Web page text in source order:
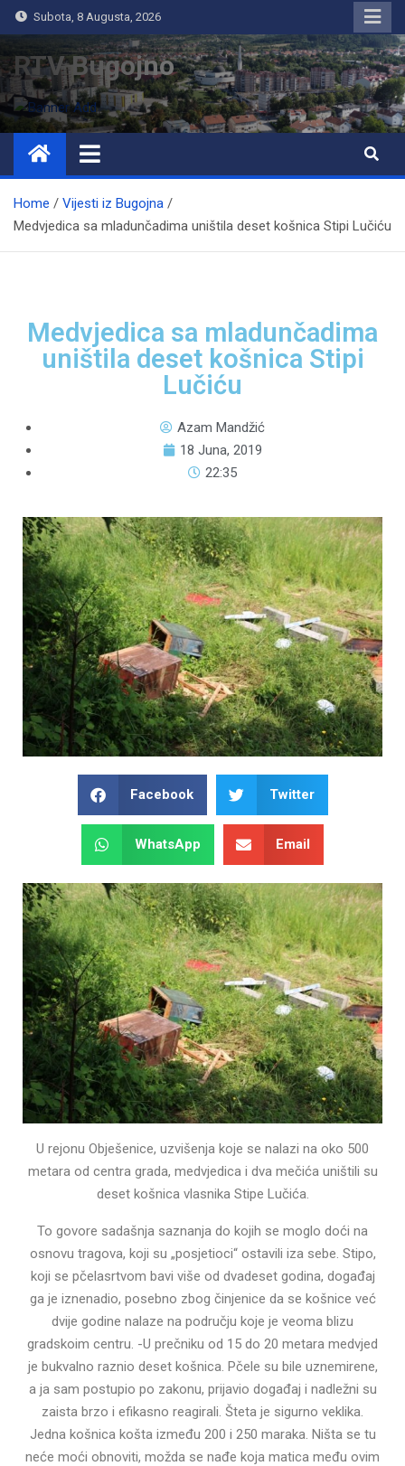
Subota, 8 Augusta, 2026
RTV Bugojno
Home
Vijesti iz Bugojna
Medvjedica sa mladunčadima uništila deset košnica Stipi Lučiću
Medvjedica sa mladunčadima
uništila deset košnica Stipi
Lučiću
Azam Mandžić
18 Juna, 2019
22:35
Facebook Twitter
WhatsApp Email
U rejonu Obješenice, uzvišenja koje se nalazi na oko 500
metara od centra grada, medvjedica i dva mečića uništili su
deset košnica vlasnika Stipe Lučića.
To govore sadašnja saznanja do kojih se moglo doći na
osnovu tragova, koji su „posjetioci“ ostavili iza sebe. Stipo,
koji se pčelasrtvom bavi više od dvadeset godina, događaj
ga je iznenadio, posebno zbog činjenice da se košnice već
dvije godine nalaze na području koje je veoma blizu
gradskoim centru. -U prečniku od 15 do 20 metara medvjed
je bukvalno raznio deset košnica. Pčele su bile uznemirene,
a ja sam postupio po zakonu, prijavio događaj i nadležni su
zaista brzo i efikasno reagirali. Šteta je sigurno veklika.
Jedna košnica košta između 200 i 250 maraka. Ništa se tu
neće moći obnoviti, možda se nađe koja matica među ovim